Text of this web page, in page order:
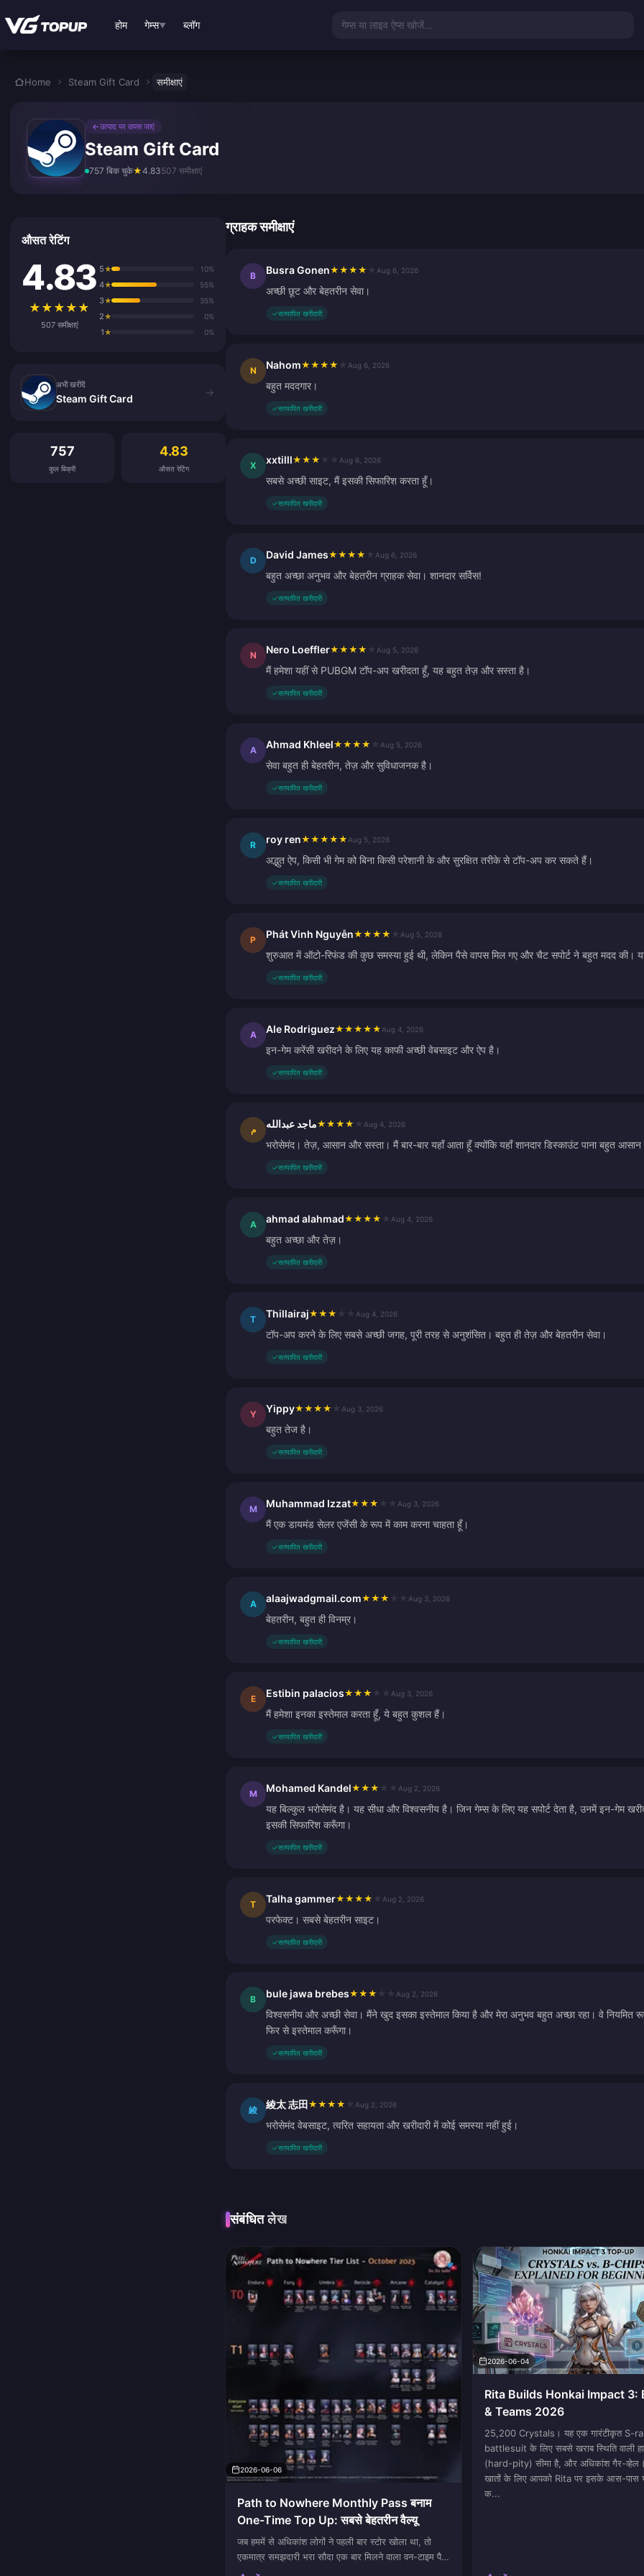
होम गेम्स▼ ब्लॉग गेम्स या लाइव ऐप्स खोजें...
Home Steam Gift Card समीक्षाएं
←उत्पाद पर वापस जाएं
Steam Gift Card
757 बिक चुके★4.83507 समीक्षाएं
औसत रेटिंग
4.83
★ ★ ★ ★ ★
507 समीक्षाएं
5★ 10%
4★ 55%
3★ 35%
2★ 0%
1★ 0%
अभी खरीदें
Steam Gift Card
→
757
कुल बिक्री
4.83
औसत रेटिंग
ग्राहक समीक्षाएं
B Busra Gonen★ ★ ★ ★ Aug 6, 2026
अच्छी छूट और बेहतरीन सेवा।
✓सत्यापित खरीदारी
N Nahom★ ★ ★ ★ Aug 6, 2026
बहुत मददगार।
✓सत्यापित खरीदारी
X xxtilll★ ★ ★ Aug 6, 2026
सबसे अच्छी साइट, मैं इसकी सिफारिश करता हूँ।
✓सत्यापित खरीदारी
D David James★ ★ ★ ★ Aug 6, 2026
बहुत अच्छा अनुभव और बेहतरीन ग्राहक सेवा। शानदार सर्विस!
✓सत्यापित खरीदारी
N Nero Loeffler★ ★ ★ ★ Aug 5, 2026
मैं हमेशा यहीं से PUBGM टॉप-अप खरीदता हूँ, यह बहुत तेज़ और सस्ता है।
✓सत्यापित खरीदारी
A Ahmad Khleel★ ★ ★ ★ Aug 5, 2026
सेवा बहुत ही बेहतरीन, तेज़ और सुविधाजनक है।
✓सत्यापित खरीदारी
R roy ren★ ★ ★ ★ ★ Aug 5, 2026
अद्भुत ऐप, किसी भी गेम को बिना किसी परेशानी के और सुरक्षित तरीके से टॉप-अप कर सकते हैं।
✓सत्यापित खरीदारी
P Phát Vinh Nguyễn★ ★ ★ ★ Aug 5, 2026
शुरुआत में ऑटो-रिफंड की कुछ समस्या हुई थी, लेकिन पैसे वापस मिल गए और चैट सपोर्ट ने बहुत मदद
✓सत्यापित खरीदारी
A Ale Rodriguez★ ★ ★ ★ ★ Aug 4, 2026
इन-गेम करेंसी खरीदने के लिए यह काफी अच्छी वेबसाइट और ऐप है।
✓सत्यापित खरीदारी
م ماجد عبدالله★ ★ ★ ★ Aug 4, 2026
भरोसेमंद। तेज़, आसान और सस्ता। मैं बार-बार यहाँ आता हूँ क्योंकि यहाँ शानदार डिस्काउंट पाना बहुत
✓सत्यापित खरीदारी
A ahmad alahmad★ ★ ★ ★ Aug 4, 2026
बहुत अच्छा और तेज़।
✓सत्यापित खरीदारी
T Thillairaj★ ★ ★ Aug 4, 2026
टॉप-अप करने के लिए सबसे अच्छी जगह, पूरी तरह से अनुशंसित। बहुत ही तेज़ और बेहतरीन सेवा।
✓सत्यापित खरीदारी
Y Yippy★ ★ ★ ★ Aug 3, 2026
बहुत तेज है।
✓सत्यापित खरीदारी
M Muhammad Izzat★ ★ ★ Aug 3, 2026
मैं एक डायमंड सेलर एजेंसी के रूप में काम करना चाहता हूँ।
✓सत्यापित खरीदारी
A alaajwadgmail.com★ ★ ★ Aug 3, 2026
बेहतरीन, बहुत ही विनम्र।
✓सत्यापित खरीदारी
E Estibin palacios★ ★ ★ Aug 3, 2026
मैं हमेशा इनका इस्तेमाल करता हूँ, ये बहुत कुशल हैं।
✓सत्यापित खरीदारी
M Mohamed Kandel★ ★ ★ Aug 2, 2026
यह बिल्कुल भरोसेमंद है। यह सीधा और विश्वसनीय है। जिन गेम्स के लिए यह सपोर्ट देता है, उनमें इन-गेम
इसकी सिफारिश करूँगा।
✓सत्यापित खरीदारी
T Talha gammer★ ★ ★ ★ Aug 2, 2026
परफेक्ट। सबसे बेहतरीन साइट।
✓सत्यापित खरीदारी
B bule jawa brebes★ ★ ★ Aug 2, 2026
विश्वसनीय और अच्छी सेवा। मैंने खुद इसका इस्तेमाल किया है और मेरा अनुभव बहुत अच्छा रहा। वे नियमित
फिर से इस्तेमाल करूँगा।
✓सत्यापित खरीदारी
綾 綾太 志田★ ★ ★ ★ Aug 2, 2026
भरोसेमंद वेबसाइट, त्वरित सहायता और खरीदारी में कोई समस्या नहीं हुई।
✓सत्यापित खरीदारी
संबंधित लेख
2026-06-06
Path to Nowhere Monthly Pass बनाम
One-Time Top Up: सबसे बेहतरीन वैल्यू
जब हममें से अधिकांश लोगों ने पहली बार स्टोर खोला था, तो
एकमात्र समझदारी भरा सौदा एक बार मिलने वाला वन-टाइम पैक
ही था, और आपने वही चुना जो सबसे बड़ा लगा। लेकिन अब मैं
2026-06-04
Rita Builds Honkai Impact 3:
& Teams 2026
25,200 Crystals। यह एक गारंटीकृत S-
battlesuit के लिए सबसे खराब स्थिति वाली
(hard-pity) सीमा है, और अधिकांश गैर-
खातों के लिए आपको Rita पर इसके आस-पास
क...